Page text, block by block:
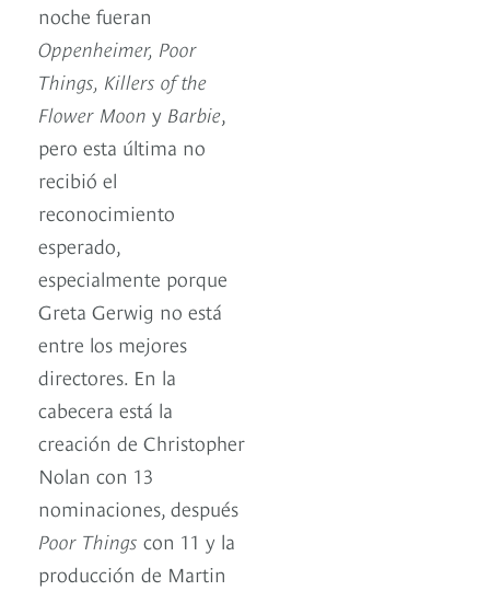
noche fueran
Oppenheimer, Poor
Things, Killers of the
Flower Moon y Barbie,
pero esta última no
recibió el
reconocimiento
esperado,
especialmente porque
Greta Gerwig no está
entre los mejores
directores. En la
cabecera está la
creación de Christopher
Nolan con 13
nominaciones, después
Poor Things con 11 y la
producción de Martin